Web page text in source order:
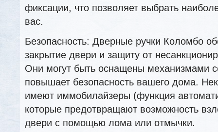
фиксации, что позволяет выбрать
вас.
Безопасность: Дверные ручки Коломбо
закрытие двери и защиту от
Они могут быть оснащены механизмами
повышает безопасность вашего дома.
имеют иммобилайзеры (функция
которые предотвращают возможность
двери с помощью лома или отмычки.